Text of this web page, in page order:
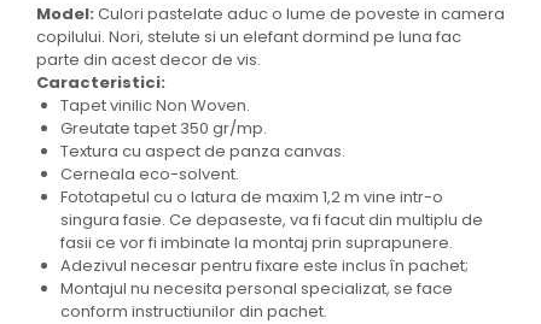
Model: Culori pastelate aduc o lume de poveste in camera
copilului. Nori, stelute si un elefant dormind pe luna fac
parte din acest decor de vis.
Caracteristici:
Tapet vinilic Non Woven.
Greutate tapet 350 gr/mp.
Textura cu aspect de panza canvas.
Cerneala eco-solvent.
Fototapetul cu o latura de maxim 1,2 m vine intr-o
singura fasie. Ce depaseste, va fi facut din multiplu de
fasii ce vor fi imbinate la montaj prin suprapunere.
Adezivul necesar pentru fixare este inclus în pachet;
Montajul nu necesita personal specializat, se face
conform instructiunilor din pachet.